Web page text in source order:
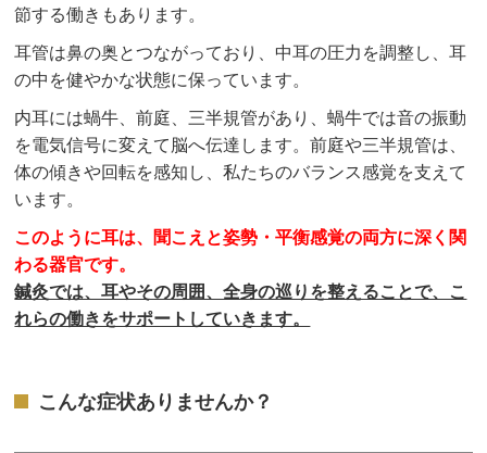
節する働きもあります。
耳管は鼻の奥とつながっており、中耳の圧力を調整し、耳
の中を健やかな状態に保っています。
内耳には蝸牛、前庭、三半規管があり、蝸牛では音の振動
を電気信号に変えて脳へ伝達します。前庭や三半規管は、
体の傾きや回転を感知し、私たちのバランス感覚を支えて
います。
このように耳は、聞こえと姿勢・平衡感覚の両方に深く関
わる器官です。
鍼灸では、耳やその周囲、全身の巡りを整えることで、こ
れらの働きをサポートしていきます。
こんな症状ありませんか？